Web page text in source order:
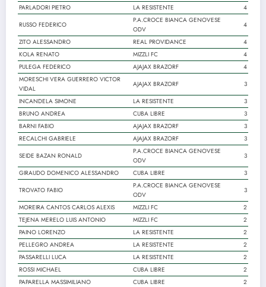
PARLADORI PIETRO
LA RESISTENTE
4
RUSSO FEDERICO
P.A.CROCE BIANCA GENOVESE
ODV
4
ZITO ALESSANDRO
REAL PROVIDANCE
4
KOLA RENATO
MIZZLI FC
4
PULEGA FEDERICO
AJAJAX BRAZORF
4
MORESCHI VERA GUERRERO VICTOR
VIDAL
AJAJAX BRAZORF
3
INCANDELA SIMONE
LA RESISTENTE
3
BRUNO ANDREA
CUBA LIBRE
3
BARNI FABIO
AJAJAX BRAZORF
3
RECALCHI GABRIELE
AJAJAX BRAZORF
3
SEIDE BAZAN RONALD
P.A.CROCE BIANCA GENOVESE
ODV
3
GIRAUDO DOMENICO ALESSANDRO
CUBA LIBRE
3
TROVATO FABIO
P.A.CROCE BIANCA GENOVESE
ODV
3
MOREIRA CANTOS CARLOS ALEXIS
MIZZLI FC
2
TEJENA MERELO LUIS ANTONIO
MIZZLI FC
2
PAINO LORENZO
LA RESISTENTE
2
PELLEGRO ANDREA
LA RESISTENTE
2
PASSARELLI LUCA
LA RESISTENTE
2
ROSSI MICHAEL
CUBA LIBRE
2
PAPARELLA MASSIMILIANO
CUBA LIBRE
2